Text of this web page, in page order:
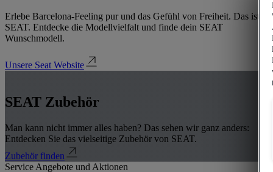
Erlebe Barcelona-Feeling pur und das Gefühl von Freiheit. Das ist
SEAT. Entdecke die Modellvielfalt und finde dein SEAT
Wunschmodell.
Unsere Seat Website
SEAT Zubehör
Man kann nicht immer alles haben? Das sehen wir ganz anders:
Entdecken Sie das vielseitige Zubehör von SEAT.
Zubehör finden
Service Angebote und Aktionen